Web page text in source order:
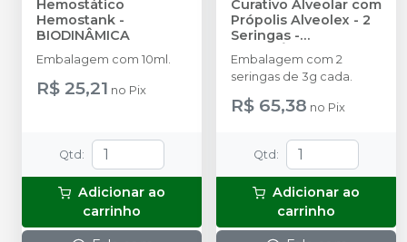
Hemostático
Hemostank -
BIODINÂMICA
Embalagem com 10ml.
R$ 25,21 no Pix
Qtd :
Adicionar ao
carrinho
Curativo Alveolar com
Própolis Alveolex - 2
Seringas -
BIODINÂMICA
Embalagem com 2
seringas de 3g cada.
R$ 65,38 no Pix
Qtd :
Adicionar ao
carrinho